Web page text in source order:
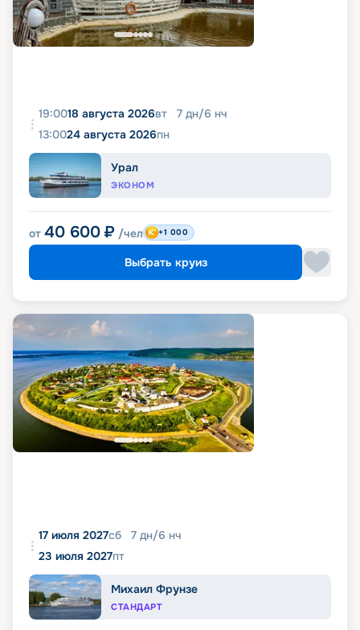
19:0018 августа 2026вт 7 дн/6 нч
13:0024 августа 2026пн
Урал
ЭКОНОМ
от 40 600 ₽ /чел +1 000
Выбрать круиз
17 июля 2027сб 7 дн/6 нч
23 июля 2027пт
Михаил Фрунзе
СТАНДАРТ